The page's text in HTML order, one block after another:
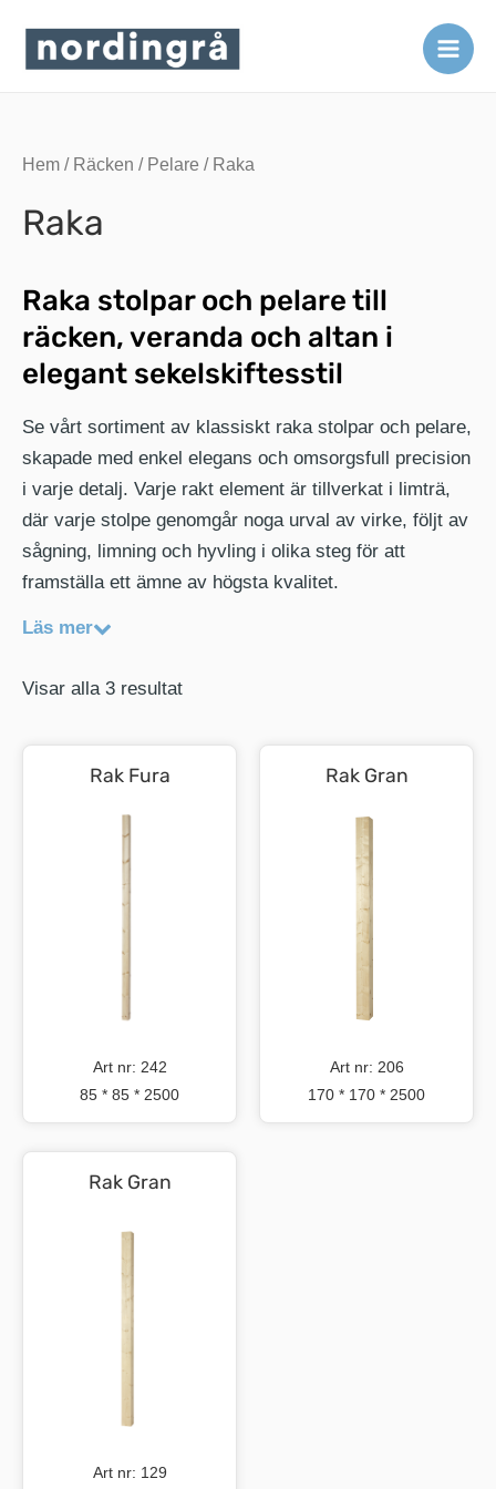
innehåll
Main
Hem / Räcken / Pelare / Raka
Raka
Raka stolpar och pelare till
räcken, veranda och altan i
elegant sekelskiftesstil
Se vårt sortiment av klassiskt raka stolpar och pelare,
skapade med enkel elegans och omsorgsfull precision
i varje detalj. Varje rakt element är tillverkat i limträ,
där varje stolpe genomgår noga urval av virke, följt av
sågning, limning och hyvling i olika steg för att
framställa ett ämne av högsta kvalitet.
Läs mer
Visar alla 3 resultat
Rak Fura
Art nr: 242
85 * 85 * 2500
Rak Gran
Art nr: 206
170 * 170 * 2500
Rak Gran
Art nr: 129